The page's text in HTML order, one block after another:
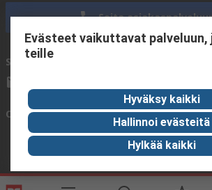
Soita
Sähköpostitse meille
Ota yhteyttä meihin
Hyödyllisiä linkkejä
Evästeet vaikuttavat
teille
Hyväksy kaikki
Hallinnoi evästeitä
Hylkää kaikki